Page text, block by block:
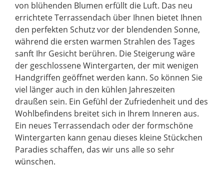
von blühenden Blumen erfüllt die Luft. Das neu
errichtete Terrassendach über Ihnen bietet Ihnen
den perfekten Schutz vor der blendenden Sonne,
während die ersten warmen Strahlen des Tages
sanft Ihr Gesicht berühren. Die Steigerung wäre
der geschlossene Wintergarten, der mit wenigen
Handgriffen geöffnet werden kann. So können Sie
viel länger auch in den kühlen Jahreszeiten
draußen sein. Ein Gefühl der Zufriedenheit und des
Wohlbefindens breitet sich in Ihrem Inneren aus.
Ein neues Terrassendach oder der formschöne
Wintergarten kann genau dieses kleine Stückchen
Paradies schaffen, das wir uns alle so sehr
wünschen.